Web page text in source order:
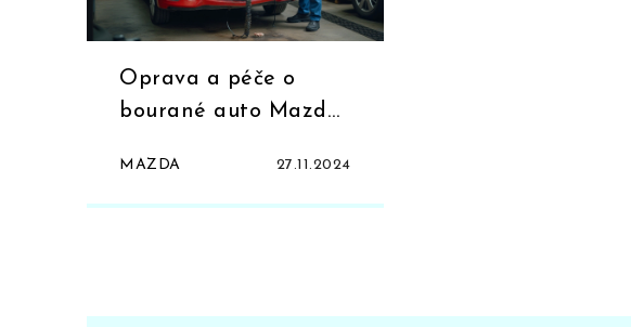
Oprava a péče o
bourané auto Mazda:
MAZDA 27.11.2024